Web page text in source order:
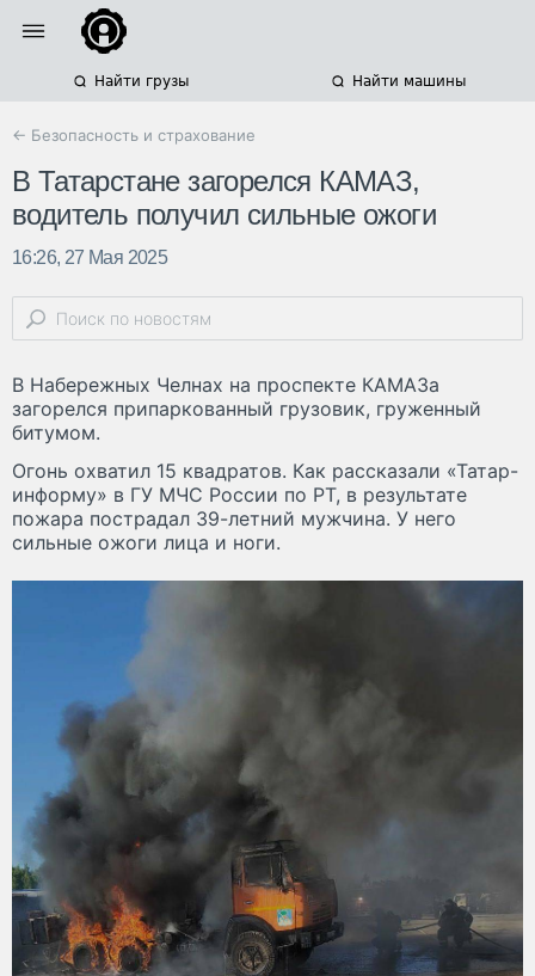
Найти грузы Найти машины
← Безопасность и страхование
В Татарстане загорелся КАМАЗ,
водитель получил сильные ожоги
16:26, 27 Мая 2025
В Набережных Челнах на проспекте КАМАЗа
загорелся припаркованный грузовик, груженный
битумом.
Огонь охватил 15 квадратов. Как рассказали «Татар-
информу» в ГУ МЧС России по РТ, в результате
пожара пострадал 39-летний мужчина. У него
сильные ожоги лица и ноги.